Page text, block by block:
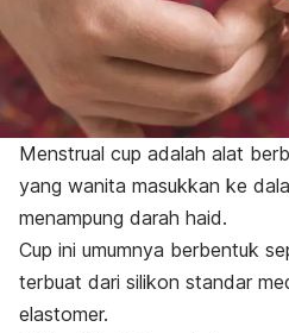
Menstrual cup adalah alat
yang wanita masukkan ke
menampung darah haid.
Cup ini umumnya berbentuk
terbuat dari silikon standar
elastomer.